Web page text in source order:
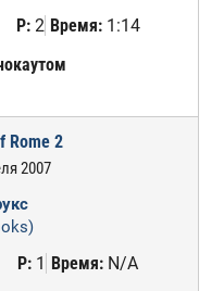
Р:2 Время:1:14
Rome 2
2007
Р: 1 Время: N/A